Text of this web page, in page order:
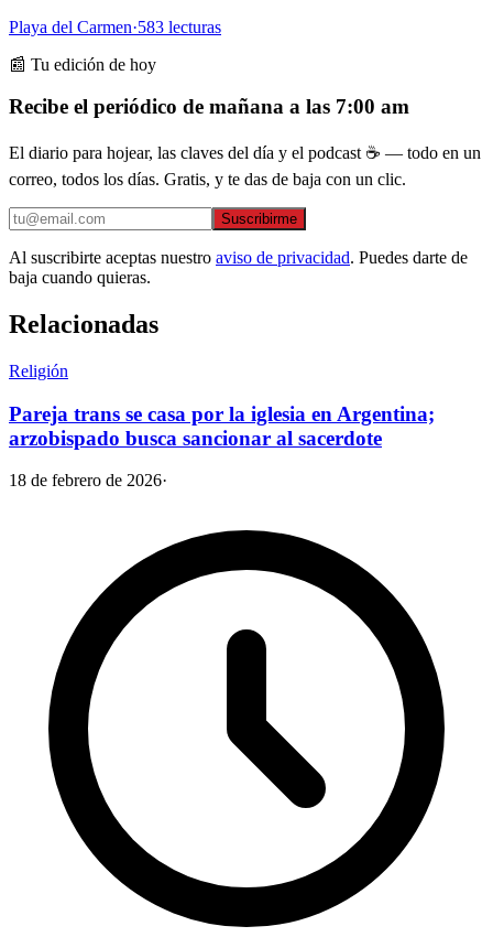
Playa del Carmen·583 lecturas
📰 Tu edición de hoy
Recibe el periódico de mañana a las 7:00 am
El diario para hojear, las claves del día y el podcast ☕ — todo en un
correo, todos los días. Gratis, y te das de baja con un clic.
Suscribirme
Al suscribirte aceptas nuestro aviso de privacidad. Puedes darte de
baja cuando quieras.
Relacionadas
Religión
Pareja trans se casa por la iglesia en Argentina;
arzobispado busca sancionar al sacerdote
18 de febrero de 2026·